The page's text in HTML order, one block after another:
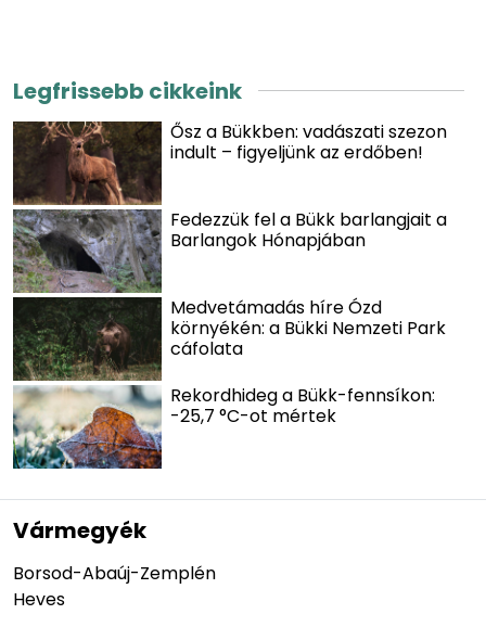
Legfrissebb cikkeink
Ősz a Bükkben: vadászati szezon
indult – figyeljünk az erdőben!
Fedezzük fel a Bükk barlangjait a
Barlangok Hónapjában
Medvetámadás híre Ózd
környékén: a Bükki Nemzeti Park
cáfolata
Rekordhideg a Bükk-fennsíkon:
-25,7 °C-ot mértek
Vármegyék
Borsod-Abaúj-Zemplén
Heves